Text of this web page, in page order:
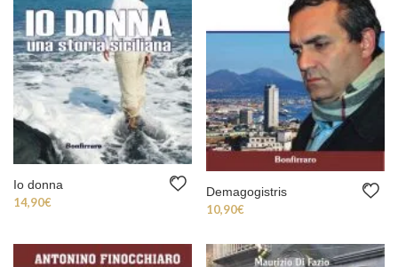
Io donna
14,90€
Demagogistris
10,90€